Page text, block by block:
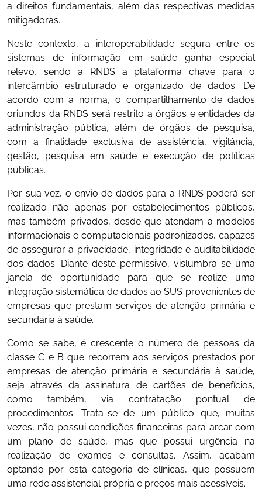
a direitos fundamentais, além das respectivas medidas
mitigadoras.
Neste contexto, a interoperabilidade segura entre os
sistemas de informação em saúde ganha especial
relevo, sendo a RNDS a plataforma chave para o
intercâmbio estruturado e organizado de dados. De
acordo com a norma, o compartilhamento de dados
oriundos da RNDS será restrito a órgãos e entidades da
administração pública, além de órgãos de pesquisa,
com a finalidade exclusiva de assistência, vigilância,
gestão, pesquisa em saúde e execução de políticas
públicas.
Por sua vez, o envio de dados para a RNDS poderá ser
realizado não apenas por estabelecimentos públicos,
mas também privados, desde que atendam a modelos
informacionais e computacionais padronizados, capazes
de assegurar a privacidade, integridade e auditabilidade
dos dados. Diante deste permissivo, vislumbra-se uma
janela de oportunidade para que se realize uma
integração sistemática de dados ao SUS provenientes de
empresas que prestam serviços de atenção primária e
secundária à saúde.
Como se sabe, é crescente o número de pessoas da
classe C e B que recorrem aos serviços prestados por
empresas de atenção primária e secundária à saúde,
seja através da assinatura de cartões de benefícios,
como também, via contratação pontual de
procedimentos. Trata-se de um público que, muitas
vezes, não possui condições financeiras para arcar com
um plano de saúde, mas que possui urgência na
realização de exames e consultas. Assim, acabam
optando por esta categoria de clínicas, que possuem
uma rede assistencial própria e preços mais acessíveis.